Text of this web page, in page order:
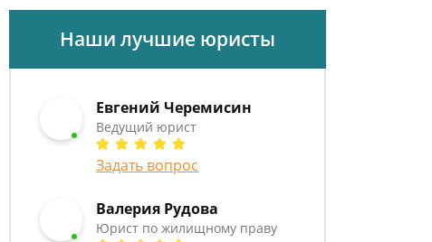
Наши лучшие юристы
Евгений Черемисин
Ведущий юрист
Задать вопрос
Валерия Рудова
Юрист по жилищному праву